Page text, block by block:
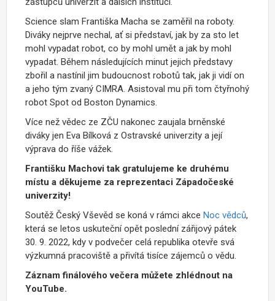
Science slam Františka Macha se zaměřil na roboty.
Diváky nejprve nechal, ať si představí, jak by za sto let
mohl vypadat robot, co by mohl umět a jak by mohl
vypadat. Během následujících minut jejich představy
zbořil a nastínil jim budoucnost robotů tak, jak ji vidí on
a jeho tým zvaný CIMRA. Asistoval mu při tom čtyřnohý
robot Spot od Boston Dynamics.
Více než vědec ze ZČU nakonec zaujala brněnské
diváky jen Eva Bílková z Ostravské univerzity a její
výprava do říše vážek.
Františku Machovi tak gratulujeme ke druhému
místu a děkujeme za reprezentaci Západočeské
univerzity!
Soutěž Český Vševěd se koná v rámci akce Noc vědců,
která se letos uskuteční opět poslední zářijový pátek
30. 9. 2022, kdy v podvečer celá republika otevře svá
výzkumná pracoviště a přivítá tisíce zájemců o vědu.
Záznam finálového večera můžete zhlédnout na
YouTube.